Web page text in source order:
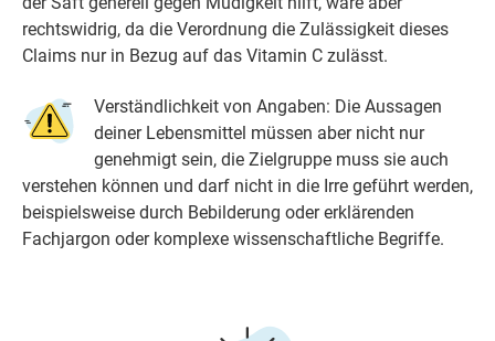
rechtswidrig, da die Verordnung die Zulässigkeit dieses
Claims nur in Bezug auf das Vitamin C zulässt.
Verständlichkeit von Angaben: Die Aussagen
deiner Lebensmittel müssen aber nicht nur
genehmigt sein, die Zielgruppe muss sie auch
verstehen können und darf nicht in die Irre geführt werden,
beispielsweise durch Bebilderung oder erklärenden
Fachjargon oder komplexe wissenschaftliche Begriffe.